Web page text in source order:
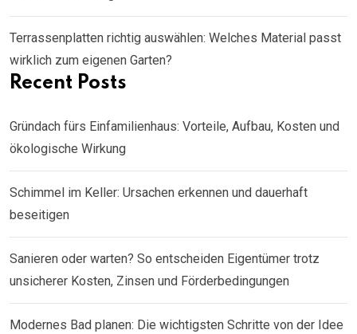
Terrassenplatten richtig auswählen: Welches Material passt
wirklich zum eigenen Garten?
Recent Posts
Gründach fürs Einfamilienhaus: Vorteile, Aufbau, Kosten und
ökologische Wirkung
Schimmel im Keller: Ursachen erkennen und dauerhaft
beseitigen
Sanieren oder warten? So entscheiden Eigentümer trotz
unsicherer Kosten, Zinsen und Förderbedingungen
Modernes Bad planen: Die wichtigsten Schritte von der Idee